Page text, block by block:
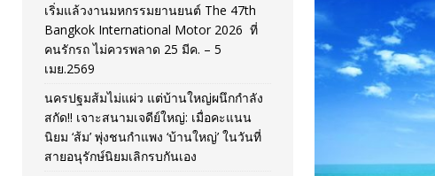
เริ่มแล้วงานมหกรรมยานยนต์ The 47th
Bangkok International Motor 2026 ที่
คนรักรถ ไม่ควรพลาด 25 มีค. – 5
เมย.2569
นครปฐมส้มไม่แผ่ว แต่บ้านใหญ่ผนึกกำลัง
สกัด!! เจาะสนามเจดีย์ใหญ่: เมื่อคะแนน
นิยม ‘ส้ม’ พุ่งชนกำแพง ‘บ้านใหญ่’ ในวันที่
สายอนุรักษ์นิยมเลิกรบกันเอง